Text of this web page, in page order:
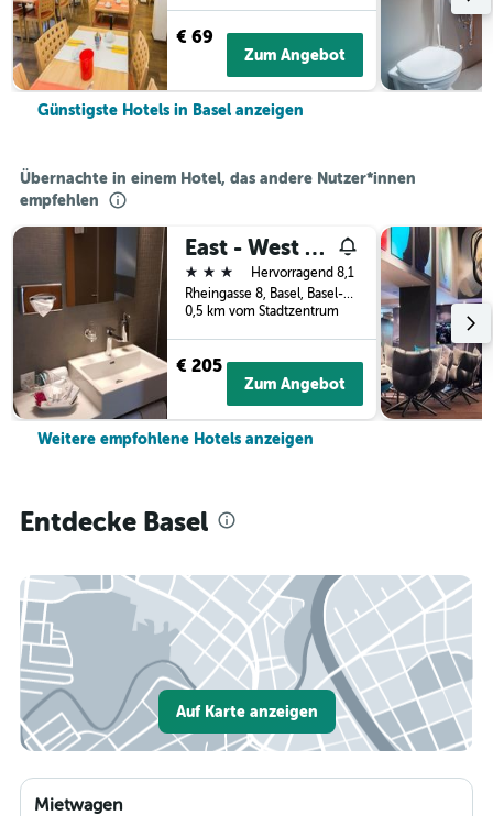
€ 69
Zum Angebot
Günstigste Hotels in Basel anzeigen
Übernachte in einem Hotel, das andere Nutzer*innen
empfehlen
East - West Riverside Hotel
3 Sterne
Hervorragend 8,1
Rheingasse 8, Basel, Basel-Stadt, Schweiz
0,5 km vom Stadtzentrum
€ 205
Zum Angebot
Weitere empfohlene Hotels anzeigen
Entdecke Basel
Auf Karte anzeigen
Mietwagen